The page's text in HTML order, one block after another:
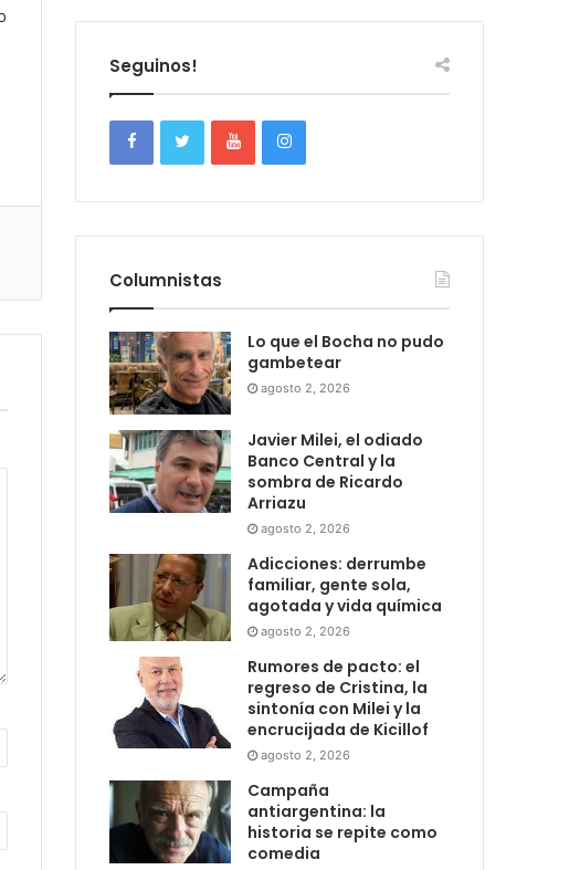
Seguinos!
Columnistas
Lo que el Bocha no pudo
gambetear
agosto 2, 2026
Javier Milei, el odiado
Banco Central y la
sombra de Ricardo
Arriazu
agosto 2, 2026
Adicciones: derrumbe
familiar, gente sola,
agotada y vida química
agosto 2, 2026
Rumores de pacto: el
regreso de Cristina, la
sintonía con Milei y la
encrucijada de Kicillof
agosto 2, 2026
Campaña
antiargentina: la
historia se repite como
comedia